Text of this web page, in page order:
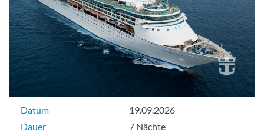
Datum
19.09.2026
Dauer
7 Nächte